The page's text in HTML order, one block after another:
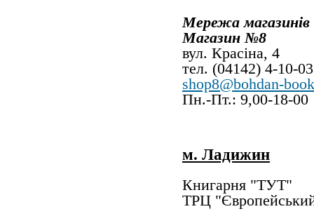
Мережа магазинів
Магазин №8
вул.
тел. (04142) 4-10-
shop8@bohdan-
Пн.-Пт.: 9,00-18-
м. Ладижин
Книгарня "ТУТ"
ТРЦ